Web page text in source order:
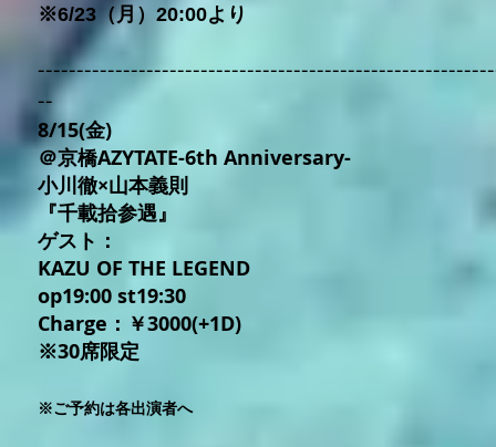
※6/23（月）20:00より​
--
8/15(金)
＠京橋AZYTATE-6th Anniversary-
小川徹×山本義則
『千載拾参遇』
ゲスト：
KAZU OF THE LEGEND
op19:00 st19:30
Charge：￥3000(+1D)
※30席限定
※ご予約は各出演者へ